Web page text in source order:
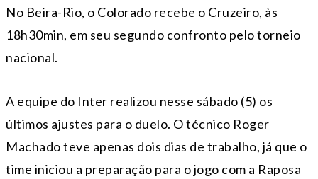
No Beira-Rio, o Colorado recebe o Cruzeiro, às
18h30min, em seu segundo confronto pelo torneio
nacional.
A equipe do Inter realizou nesse sábado (5) os
últimos ajustes para o duelo. O técnico Roger
Machado teve apenas dois dias de trabalho, já que o
time iniciou a preparação para o jogo com a Raposa